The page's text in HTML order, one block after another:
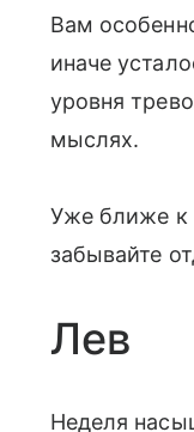
Вам
иначе
уровня
мыслях.
Уже ближе к
забывайте
Лев
Неделя